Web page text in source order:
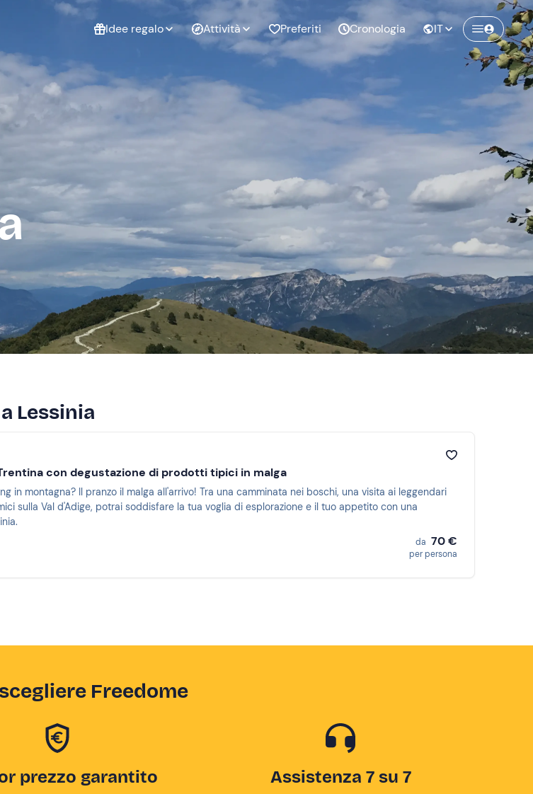
Idee regalo
tutta Italia.
Gift Card Laurea
Addio al
celibato
Addio al
nubilato
Attività Preferiti Cronologia IT
Lessinia
con degustazione di prodotti tipici in malga
in montagna? Il pranzo il malga all'arrivo! Tra una camminata nei boschi, una visita ai leggendari
sulla Val d'Adige, potrai soddisfare la tua voglia di esplorazione e il tuo appetito con una
da 70 €
per persona
Freedome
prezzo garantito Assistenza 7 su 7
Crea un account Freedome
Unisciti a una community di avventurieri
come te e colleziona ricordi indimenticabili!
Continua con l'email